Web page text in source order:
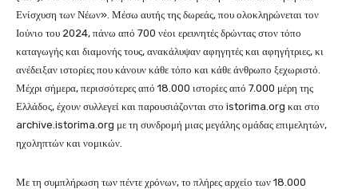
Ενίσχυση των Νέων». Μέσω αυτής της δωρεάς, που ολοκληρώνεται τον
Ιούνιο του 2024, πάνω από 700 νέοι ερευνητές δρώντας στον τόπο
καταγωγής και διαμονής τους, ανακάλυψαν αφηγητές και αφηγήτριες, κι
ανέδειξαν ιστορίες που κάνουν κάθε τόπο και κάθε άνθρωπο ξεχωριστό.
Μέχρι σήμερα, περισσότερες από 18.000 ιστορίες από 7.000 μέρη της
Ελλάδος, έχουν συλλεγεί και παρουσιάζονται στο istorima.org και στο
archive.istorima.org με τη συνδρομή μιας μεγάλης ομάδας επιμελητών,
ηχοληπτών και νομικών.
Με τη συμπλήρωση των πέντε χρόνων, το πλήρες αρχείο των 18.000